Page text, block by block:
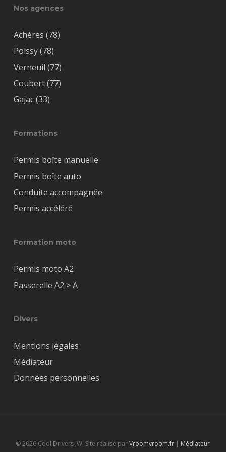
Nos agences
Achères (78)
Poissy (78)
Verneuil (77)
Coubert (77)
Gajac (33)
Formations
Permis boîte manuelle
Permis boîte auto
Conduite accompagnée
Permis accéléré
Formation moto
Permis moto A2
Passerelle A2 > A
Divers
Mentions légales
Médiateur
Données personnelles
© 2026 Cool Drivers JW. Site réalisé parVroomvroom.fr | Médiateur